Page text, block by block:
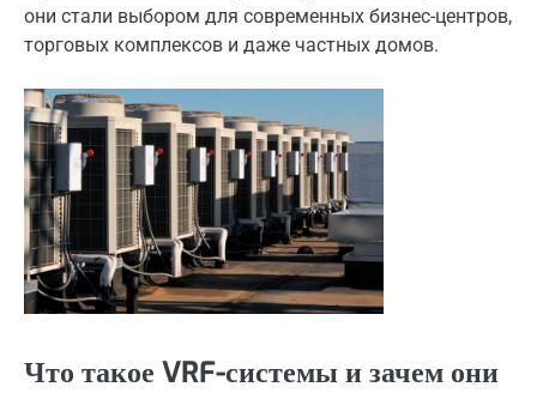
они стали выбором для современных бизнес-центров,
торговых комплексов и даже частных домов.
Что такое VRF-системы и зачем они